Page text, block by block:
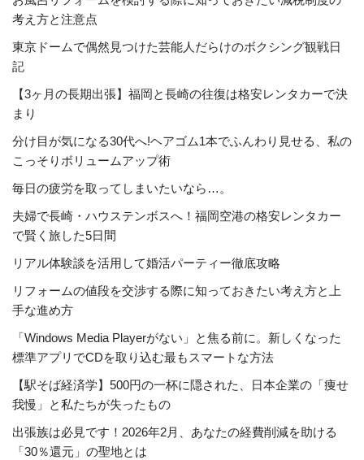
考え方と注意点
東京ドームで偶然見つけた芸能人だらけのボクシング観戦日
記
【3ヶ月の長期出張】福岡と長崎の往復は格安レンタカーで決
まり
分け目が気になる30代へ!ヘアゴム1本でふんわり見せる、私の
こっそりボリュームアップ術
毎日の疲労を取ってしまいたいなら…。
夫婦で長崎・ハウステンボスへ！福岡空港の格安レンタカー
で賢く旅した5日間
リアル体験談を活用して婚活パーティー徹底攻略
リフォームの値段を交渉する際に知っておきたい考え方と上
手な進め方
「Windows Media Playerがない」と焦る前に。新しくなった
標準アプリでCDを取り込む最もスマートな方法
【駅そば経済学】500円の一杯に隠された、日本企業の「痩せ
我慢」と私たちが失ったもの
出張族は必見です！2026年2月、あなたの経費削減を助ける
「30％還元」の聖地とは